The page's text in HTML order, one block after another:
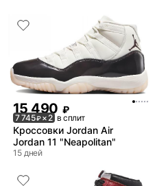
15 490 ₽
7 745₽× 2 в сплит
Кроссовки Jordan Air
Jordan 11 "Neapolitan"
15 дней